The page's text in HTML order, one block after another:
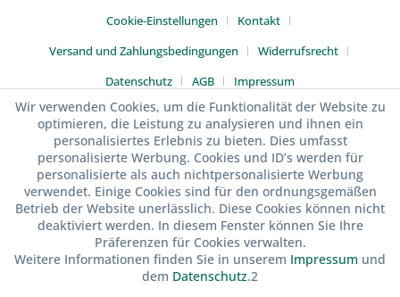
Cookie-Einstellungen
Kontakt
Versand und Zahlungsbedingungen
Widerrufsrecht
Datenschutz
AGB Impressum
Wir verwenden Cookies, um die Funktionalität der Website zu
optimieren, die Leistung zu analysieren und ihnen ein
personalisiertes Erlebnis zu bieten. Dies umfasst
personalisierte Werbung. Cookies und ID’s werden für
personalisierte als auch nichtpersonalisierte Werbung
verwendet. Einige Cookies sind für den ordnungsgemäßen
Betrieb der Website unerlässlich. Diese Cookies können nicht
deaktiviert werden. In diesem Fenster können Sie Ihre
Präferenzen für Cookies verwalten.
Weitere Informationen finden Sie in unserem Impressum und
dem Datenschutz.2